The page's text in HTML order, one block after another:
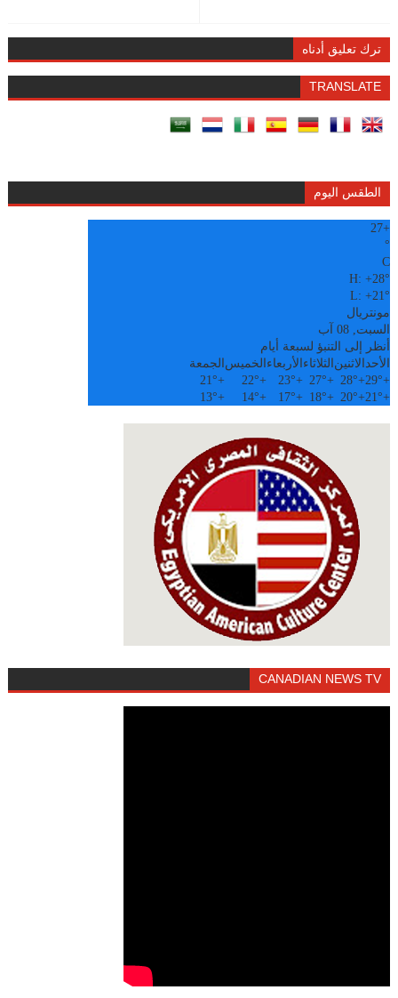
ترك تعليق أدناه
TRANSLATE
الطقس اليوم
+
27
°
C
H:+28°
L:+21°
مونتريال
السبت, 08 آب
أنظر إلى التنبؤ لسبعة أيام
الأحدالاثنين الثلاثاء الأربعاء الخميس الجمعة
+
29°
+
28°
+
27°
+
23°
+
22°
+
21°
+
21°
+
20°
+
18°
+
17°
+
14°
+
13°
CANADIAN NEWS TV